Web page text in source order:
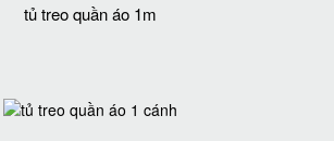
tủ treo quần áo 1m